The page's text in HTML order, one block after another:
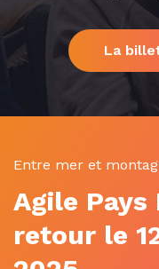
La
Entre mer et
Agile Pays
retour le